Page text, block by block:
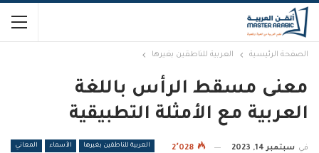
الصفحة الرئيسية العربية للناطقين بغيرها
معنى مسقط الرأس باللغة
العربية مع الأمثلة التطبيقية
العربية للناطقين بغيرها الأسماء المعاني في سبتمبر 14, 2023